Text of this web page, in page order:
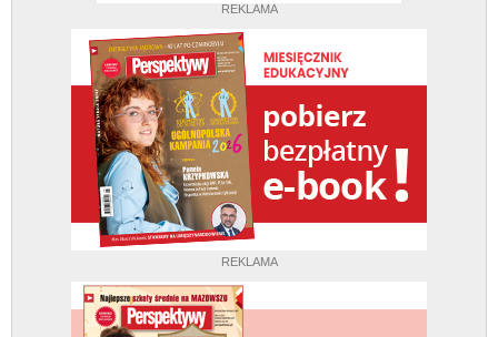
REKLAMA
REKLAMA